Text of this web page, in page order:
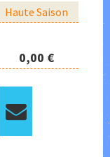
Haute Saison
0,00 €